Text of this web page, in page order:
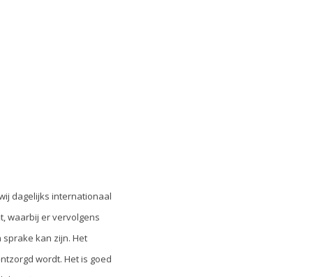
dagelijks internationaal
waarbij er vervolgens
kan zijn. Het
wordt. Het is goed